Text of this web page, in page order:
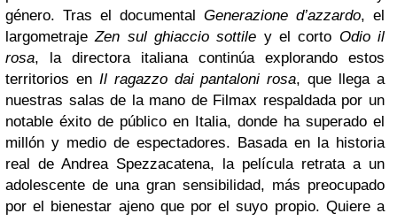
género. Tras el documental Generazione d’azzardo, el
largometrajeZen sul ghiaccio sottile y el corto Odio il
rosa, la directora italiana continúa explorando estos
territorios en Il ragazzo dai pantaloni rosa, que llega a
nuestras salas de la mano de Filmax respaldada por un
notable éxito de público en Italia, donde ha superado el
millón y medio de espectadores. Basada en la historia
real de Andrea Spezzacatena, la película retrata a un
adolescente de una gran sensibilidad, más preocupado
por el bienestar ajeno que por el suyo propio. Quiere a